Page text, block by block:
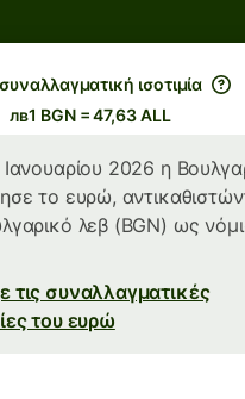
ισοτιμία
лв1 BGN = 47,63 ALL
2026 η
το ευρώ,
λεβ (BGN) ως
τις συναλλαγματικές
του ευρώ